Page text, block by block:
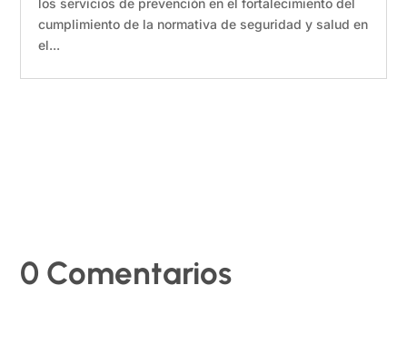
cumplimiento de la normativa de seguridad y salud en
el...
0 Comentarios